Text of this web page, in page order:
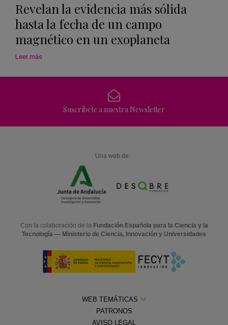
Revelan la evidencia más sólida
hasta la fecha de un campo
magnético en un exoplaneta
Leer más
Suscríbete a nuestra Newsletter
Una web de:
Con la colaboración de la Fundación Española para la Ciencia y la
Tecnología — Ministerio de Ciencia, Innovación y Universidades
WEB TEMÁTICAS
PATRONOS
AVISO LEGAL